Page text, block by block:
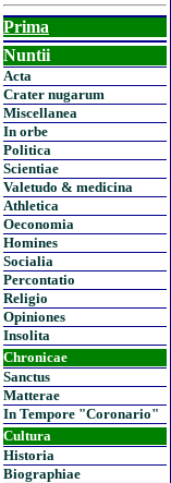
Prima
Nuntii
Acta
Crater nugarum
Miscellanea
In orbe
Politica
Scientiae
Valetudo & medicina
Athletica
Oeconomia
Homines
Socialia
Percontatio
Religio
Opiniones
Insolita
Chronicae
Sanctus
Matterae
In Tempore "Coronario"
Cultura
Historia
Biographiae